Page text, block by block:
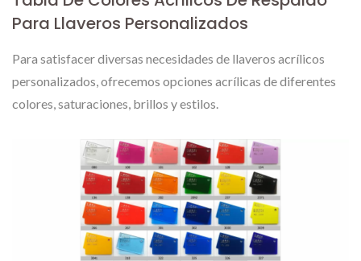
Para Llaveros Personalizados
Para satisfacer diversas necesidades de llaveros acrílicos
personalizados, ofrecemos opciones acrílicas de diferentes
colores, saturaciones, brillos y estilos.